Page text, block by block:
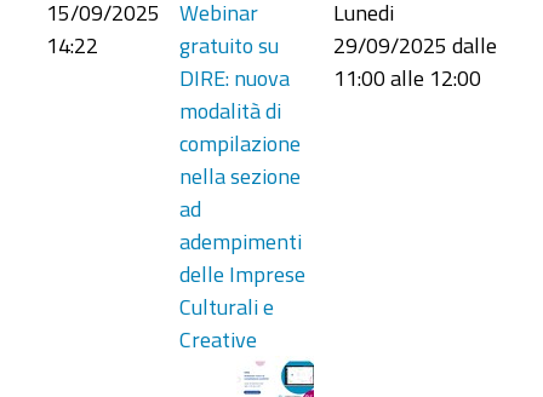
15/09/2025
14:22
Webinar
gratuito su
DIRE: nuova
modalità di
compilazione
nella sezione
ad
adempimenti
delle Imprese
Culturali e
Creative
Lunedi
29/09/2025 dalle
11:00 alle 12:00